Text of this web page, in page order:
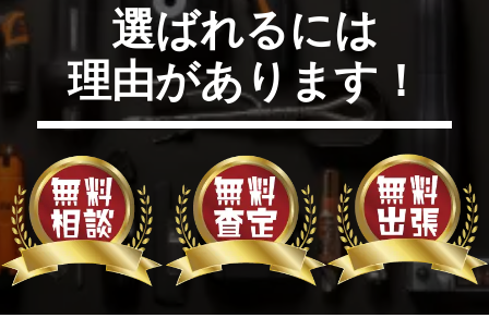
選ばれるには
理由があります！